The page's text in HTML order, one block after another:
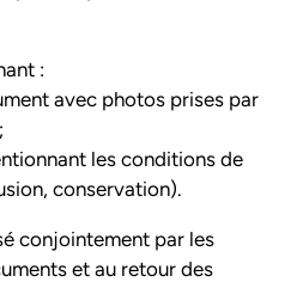
:
avec photos prises par
les conditions de
conservation).
conjointement par les
et au retour des